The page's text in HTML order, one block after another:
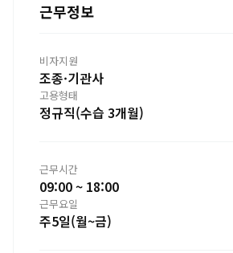
근무정보
비자지원
조종·기관사
고용형태
정규직(수습 3개월)
근무시간
09:00 ~ 18:00
근무요일
주5일(월~금)